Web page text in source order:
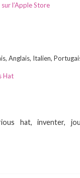
l’Apple Store
Anglais, Italien,
Hat
hat,inventer,